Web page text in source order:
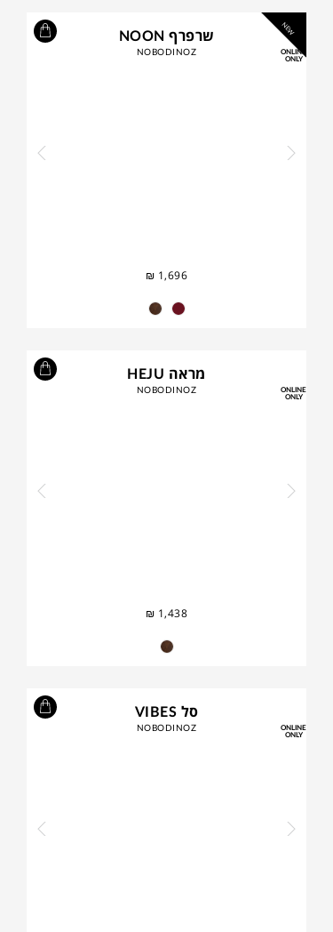
ONLINE
ONLY
NEW שרפרף NOON
NOBODINOZ
₪ 1,696
ONLINE
ONLY
מראה HEJU
NOBODINOZ
₪ 1,438
ONLINE
ONLY
סל VIBES
NOBODINOZ